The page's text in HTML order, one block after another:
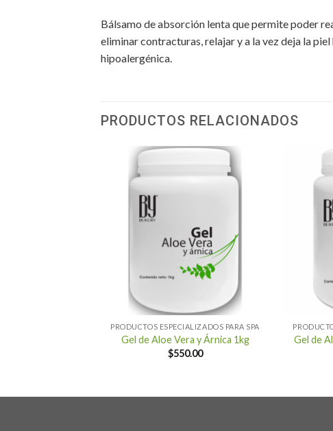
Bálsamo de absorción lenta que permite poder
eliminar contracturas, relajar y a la vez deja la
hipoalergénica.
PRODUCTOS RELACIONADOS
PRODUCTOS ESPECIALIZADOS PARA SPA
Gel de Aloe Vera y Árnica 1kg
$550.00
Gel de